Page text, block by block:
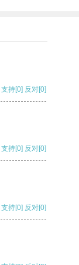
支持[0] 反对[0]
支持[0] 反对[0]
支持[0] 反对[0]